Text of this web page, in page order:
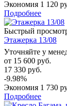
Экономия 1 120
Подробнее
Быстрый
Этажерка 13/08
Уточняйте у
от 15 600 руб.
17 330 руб.
-9.98%
Экономия 1 730
Подробнее